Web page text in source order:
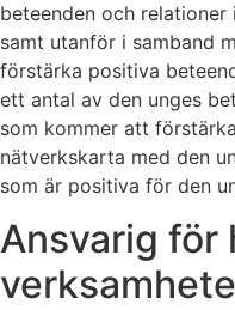
beteenden och
samt utanför i samband
förstärka positiva
ett antal av den unges
som kommer att
nätverkskarta med den
som är positiva för den
Ansvarig för